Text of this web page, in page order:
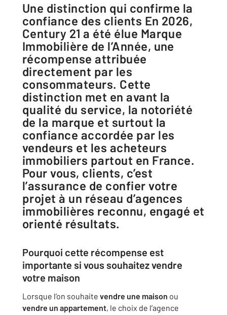
Une distinction qui confirme la
confiance des clients En 2026,
Century 21 a été élue Marque
Immobilière de l’Année, une
récompense attribuée
directement par les
consommateurs. Cette
distinction met en avant la
qualité du service, la notoriété
de la marque et surtout la
confiance accordée par les
vendeurs et les acheteurs
immobiliers partout en France.
Pour vous, clients, c’est
l’assurance de confier votre
projet à un réseau d’agences
immobilières reconnu, engagé et
orienté résultats.
Pourquoi cette récompense est
importante si vous souhaitez vendre
votre maison
Lorsque l’on souhaite vendre une maison ou
vendre un appartement, le choix de l’agence